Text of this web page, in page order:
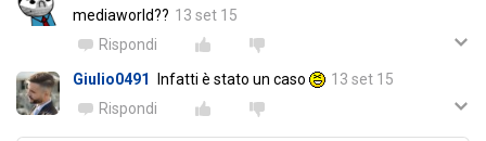
mediaworld?? 13 set 15
Rispondi
Giulio0491 Infatti è stato un caso
13 set 15
Rispondi